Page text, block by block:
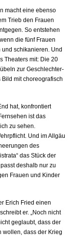
macht eine ebenso
Trieb den Frauen
So entstehen
die fünf Frauen
schikanieren. Und
Theaters mit: Die 20
zur Geschlechter-
Bild mit choreografisch
hat, konfrontiert
ist das
zu sehen.
Und im Allgäu
des
das Stück der
deshalb nur zu
Frauen und Kinder
Erich Fried einen
er. „Noch nicht
geglaubt, dass der
wollen, dass der Krieg